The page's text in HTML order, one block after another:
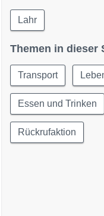
Lahr
Themen in dieser
Transport
Essen und Trinken
Rückrufaktion